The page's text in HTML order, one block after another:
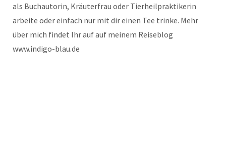
als Buchautorin, Kräuterfrau oder Tierheilpraktikerin
arbeite oder einfach nur mit dir einen Tee trinke. Mehr
über mich findet Ihr auf auf meinem Reiseblog
www.indigo-blau.de